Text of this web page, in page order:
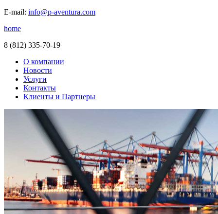
E-mail: info@p-aventura.com
home
8 (812) 335-70-19
О компании
Новости
Услуги
Контакты
Клиенты и Партнеры